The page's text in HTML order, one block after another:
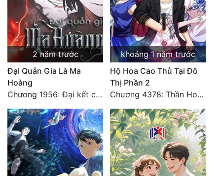
Ngự Thú
Truyện Nam
Truyện Nữ
Vô Địch Lưu
Xây Dựng Thế Lực
Đẹp
Đẹp Hiệp
Tính Cách Nhân Vật :
2 năm trước
Đại Quản Gia Là Ma
Hoàng
Chương 1956: Đại kết cục
khoảng 1 năm trước
Hộ Hoa Cao Thủ Tại Đô
Thị Phần 2
Chương 4378: Thần Hoàng Hạ Thiên (Đại kết cục) (03)